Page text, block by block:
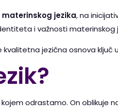
jezika, na
i važnosti materinskog
jezična osnova ključ
odrastamo. On oblikuje